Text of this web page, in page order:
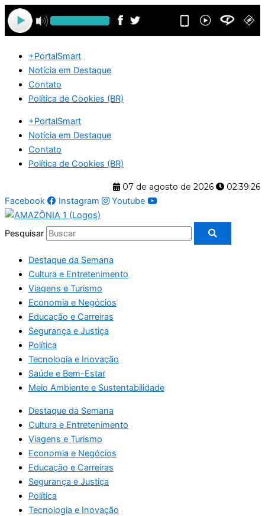
Ir
para
o
+PortalSmart
Notícia em Destaque
Contato
Política de Cookies (BR)
+PortalSmart
Notícia em Destaque
Contato
Política de Cookies (BR)
07 de agosto de 2026
02:39:26
Facebook
Instagram Youtube
Pesquisar
Destaque da Semana
Cultura e Entretenimento
Viagens e Turismo
Economia e Negócios
Educação e Carreiras
Segurança e Justiça
Política
Tecnologia e Inovação
Saúde e Bem-Estar
Meio Ambiente e Sustentabilidade
Destaque da Semana
Cultura e Entretenimento
Viagens e Turismo
Economia e Negócios
Educação e Carreiras
Segurança e Justiça
Política
Tecnologia e Inovação